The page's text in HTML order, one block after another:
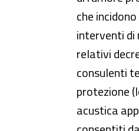
che
interventi di
relativi
consulenti
protezione
acustica